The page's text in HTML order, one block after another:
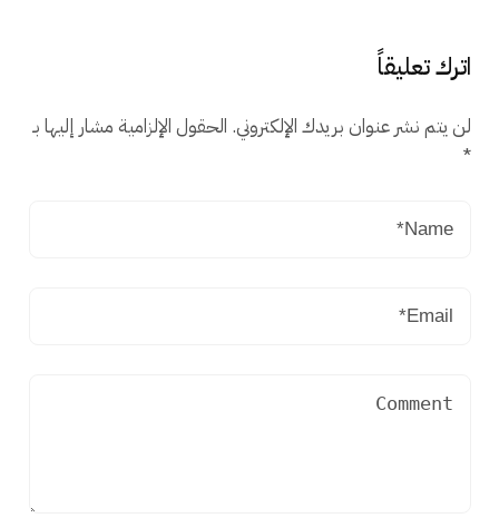
اترك تعليقاً
لن يتم نشر عنوان بريدك الإلكتروني. الحقول الإلزامية مشار إليها بـ
*